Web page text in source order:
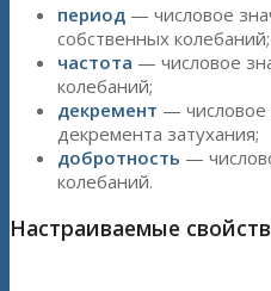
период — числовое
собственных колебаний;
частота — числовое
колебаний;
декремент — числовое
декремента затухания;
добротность —
колебаний.
Настраиваемые